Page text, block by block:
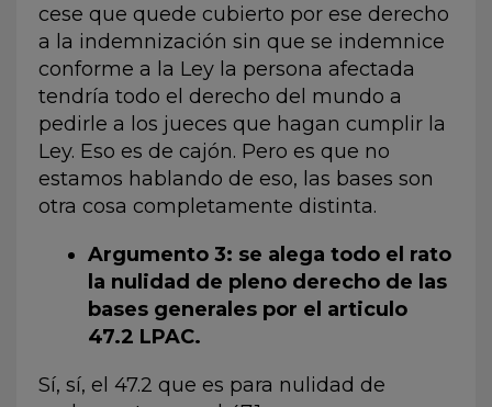
cese que quede cubierto por ese derecho
a la indemnización sin que se indemnice
conforme a la Ley la persona afectada
tendría todo el derecho del mundo a
pedirle a los jueces que hagan cumplir la
Ley. Eso es de cajón. Pero es que no
estamos hablando de eso, las bases son
otra cosa completamente distinta.
Argumento 3: se alega todo el rato
la nulidad de pleno derecho de las
bases generales por el articulo
47.2 LPAC.
Sí, sí, el 47.2 que es para nulidad de